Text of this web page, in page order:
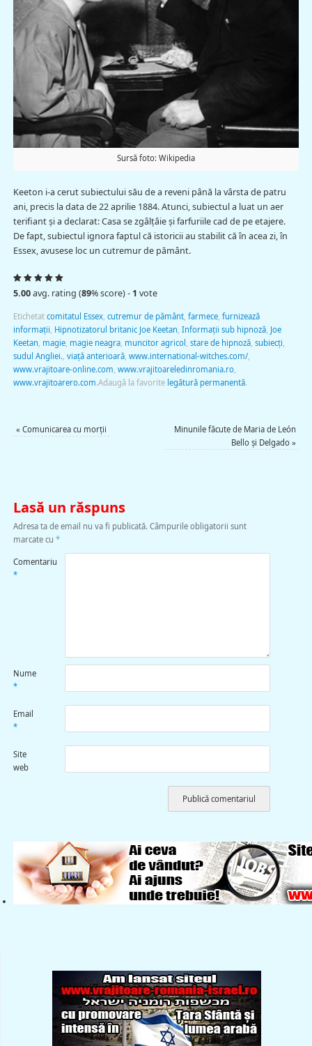
Sursă foto: Wikipedia
Keeton i-a cerut subiectului său de a reveni până la vârsta de patru
ani, precis la data de 22 aprilie 1884. Atunci, subiectul a luat un aer
terifiant şi a declarat: Casa se zgâlţâie şi farfuriile cad de pe etajere.
De fapt, subiectul ignora faptul că istoricii au stabilit că în acea zi, în
Essex, avusese loc un cutremur de pământ.
5.00avg. rating (89% score) - 1 vote
Etichetat comitatul Essex, cutremur de pământ, farmece, furnizează
informaţii Hipnotizatorul britanic Joe Keetan Informaţii sub hipnoză, Joe
Keetan magie, magie neagra, muncitor agricol stare de hipnoză, subiecţi
sudul Angliei. viaţă anterioară, www.international-witches.com/,
www.vrajitoare-online.com www.vrajitoareledinromania.ro,
www.vrajitoarero.com.Adaugă la favorite legătură permanentă.
« Comunicarea cu morţii
Minunile făcute de Maria de León
Bello şi Delgado»
Lasă un răspuns
Adresa ta de email nu va fi publicată. Câmpurile obligatorii sunt
marcate cu *
Comentariu
*
Nume
*
Email
*
Site
web